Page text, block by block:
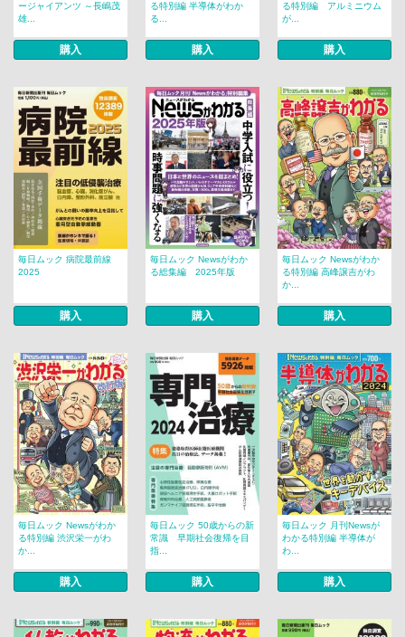
ージャイアンツ ～長嶋茂
雄...
購入
る特別編 半導体がわか
る...
購入
る特別編 アルミニウム
が...
購入
毎日ムック 病院最前線
2025
購入
毎日ムック Newsがわか
る総集編 2025年版
購入
毎日ムック Newsがわか
る特別編 高峰譲吉がわ
か...
購入
毎日ムック Newsがわか
る特別編 渋沢栄一がわ
か...
購入
毎日ムック 50歳からの新
常識 早期社会復帰を目
指...
購入
毎日ムック 月刊Newsが
わかる特別編 半導体が
わ...
購入